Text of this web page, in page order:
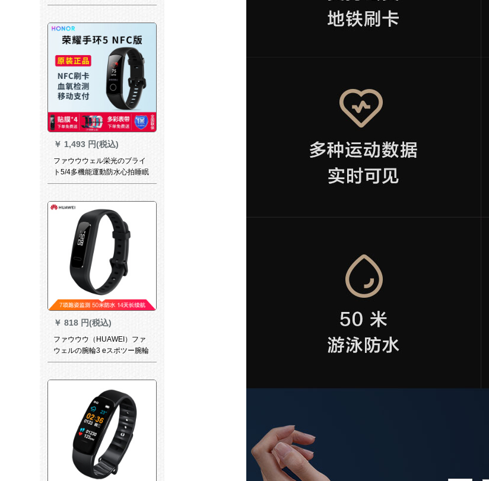
す。充電器の充電コードを分
USB携帯ストラップです。充
电台のサポトはお米4本のリン
グーの充电器です。
￥ 1,493 円(税込)
ファウウウェル栄光のブライ
ト5/4多機能運動防水心拍睡眠
血酸検査ゲームストイック禁
女腕時計栄光のブリストレー
ション5 NFC版隕石黒
￥ 818 円(税込)
ファウウウ（HUAWEI）ファ
ウェルの腕輪3 eスポツー腕輪
知能ランニング精霊防水睡眠